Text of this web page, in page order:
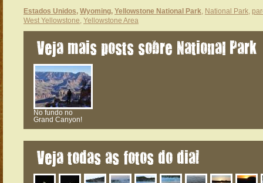
Estados Unidos, Wyoming, Yellowstone National Park, National Park,
West Yellowstone, Yellowstone Area
Veja mais posts sobre National Park
No fundo no
Grand Canyon!
Veja todas as fotos do dia!